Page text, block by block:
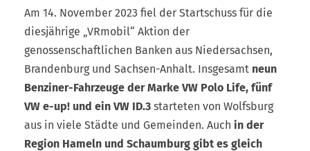
Am 14. November 2023 fiel der Startschuss für die
diesjährige „VRmobil“ Aktion der
genossenschaftlichen Banken aus Niedersachsen,
Brandenburg und Sachsen-Anhalt. Insgesamt neun
Benziner-Fahrzeuge der Marke VW Polo Life, fünf
VW e-up! und ein VW ID.3 starteten von Wolfsburg
aus in viele Städte und Gemeinden. Auch in der
Region Hameln und Schaumburg gibt es gleich